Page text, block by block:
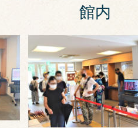
館内